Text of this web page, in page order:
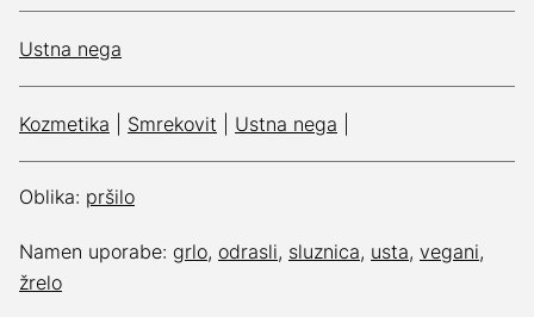
Ustna nega
Kozmetika Smrekovit Ustna nega
Oblika: pršilo
Namen uporabe: grlo, odrasli, sluznica, usta, vegani,
žrelo